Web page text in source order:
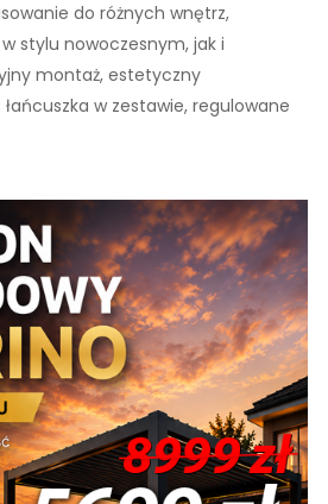
do różnych wnętrz,
stylu nowoczesnym, jak i
montaż, estetyczny
w zestawie, regulowane